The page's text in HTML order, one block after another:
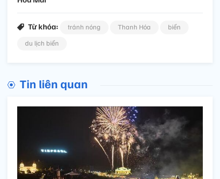
Từ khóa: tránh nóng Thanh Hóa
biển
du lịch biển
Tin liên quan